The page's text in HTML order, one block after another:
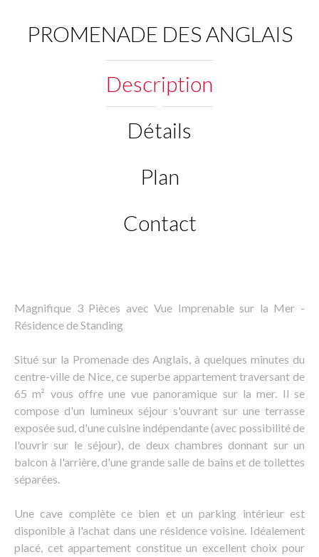
PROMENADE DES ANGLAIS
Description
Détails
Plan
Contact
Magnifique 3 Pièces avec Vue Imprenable sur la Mer -
Résidence de Standing
Situé sur la Promenade des Anglais, à quelques minutes du
centre-ville de Nice, ce superbe appartement traversant de
65 m² vous offre une vue panoramique sur la mer. Il se
compose d'un lumineux séjour s'ouvrant sur une terrasse
exposée sud, d'une cuisine indépendante (avec possibilité de
l'ouvrir sur le séjour), de deux chambres donnant sur un
balcon à l'arrière, d'une grande salle de bains et de toilettes
séparées.
Une cave complète ce bien et un parking intérieur est
disponible à l'achat dans une résidence voisine. Idéalement
placé, cet appartement constitue un excellent choix pour